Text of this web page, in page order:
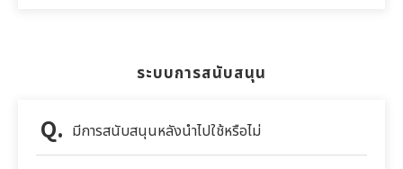
ระบบการสนับสนุน
มีการสนับสนุนหลังนำไปใช้หรือไม่